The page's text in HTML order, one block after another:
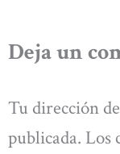
Deja un
Tu dirección
publicada. Los